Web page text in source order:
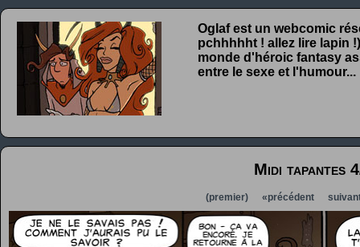
Oglaf est un webcomic
pchhhhht ! allez lire lapin
monde d'héroic fantasy
entre le sexe et l'humour...
Midi tapantes
(premier) «précédent